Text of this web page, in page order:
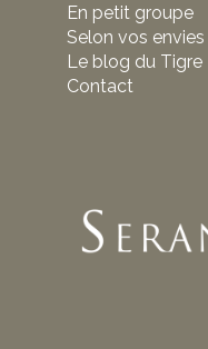
En petit groupe
Selon vos envies
Le blog du Tigre
Contact